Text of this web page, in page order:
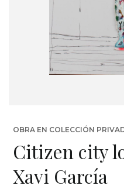
OBRA EN COLECCIÓN
Citizen city
Xavi García